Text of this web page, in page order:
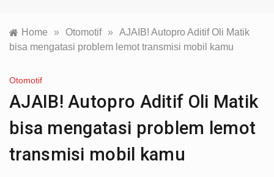
Home » Otomotif » AJAIB! Autopro Aditif Oli Matik
bisa mengatasi problem lemot transmisi mobil kamu
Otomotif
AJAIB! Autopro Aditif Oli Matik
bisa mengatasi problem lemot
transmisi mobil kamu